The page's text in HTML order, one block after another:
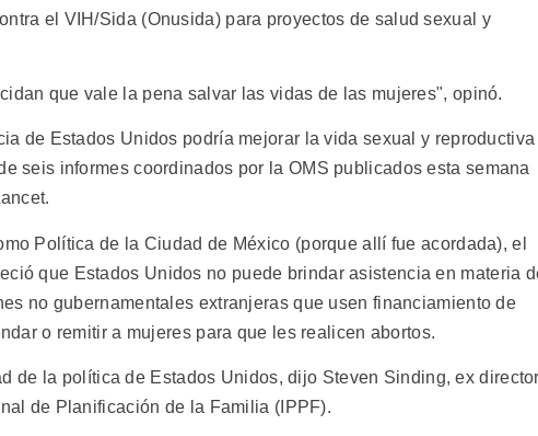
el VIH/Sida (Onusida) para proyectos de salud sexual y
que vale la pena salvar las vidas de las mujeres", opinó.
de Estados Unidos podría mejorar la vida sexual y reproductiva
seis informes coordinados por la OMS publicados esta semana
Política de la Ciudad de México (porque allí fue acordada), el
que Estados Unidos no puede brindar asistencia en materia
no gubernamentales extranjeras que usen financiamiento de
o remitir a mujeres para que les realicen abortos.
de la política de Estados Unidos, dijo Steven Sinding, ex
de Planificación de la Familia (IPPF).